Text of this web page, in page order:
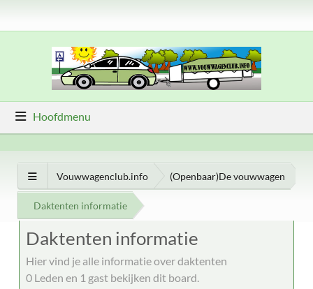
Hoofdmenu
Vouwwagenclub.info (Openbaar)De vouwwagen
Daktenten informatie
Daktenten informatie
Hier vind je alle informatie over daktenten
0 Leden en 1 gast bekijken dit board.